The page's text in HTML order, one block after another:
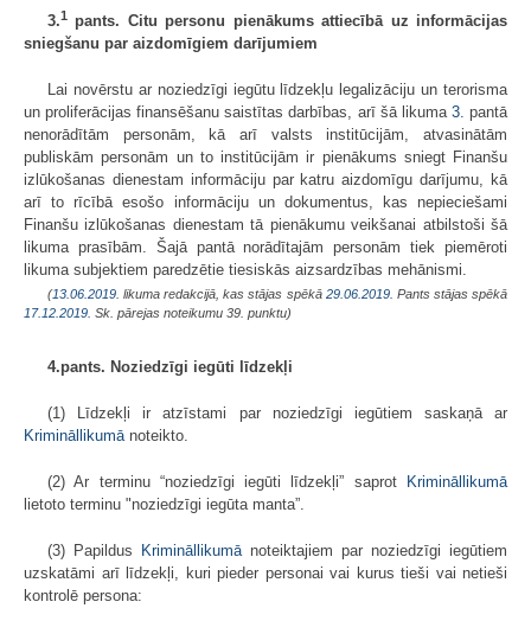
3.1
pants. Citu personu pienākums attiecībā uz informācijas
sniegšanu par aizdomīgiem darījumiem
Lai novērstu ar noziedzīgi iegūtu līdzekļu legalizāciju un terorisma
un proliferācijas finansēšanu saistītas darbības, arī šā likuma 3. pantā
nenorādītām personām, kā arī valsts institūcijām, atvasinātām
publiskām personām un to institūcijām ir pienākums sniegt Finanšu
izlūkošanas dienestam informāciju par katru aizdomīgu darījumu, kā
arī to rīcībā esošo informāciju un dokumentus, kas nepieciešami
Finanšu izlūkošanas dienestam tā pienākumu veikšanai atbilstoši šā
likuma prasībām. Šajā pantā norādītajām personām tiek piemēroti
likuma subjektiem paredzētie tiesiskās aizsardzības mehānismi.
(13.06.2019 . likuma redakcijā, kas stājas spēkā 29.06.2019. Pants stājas spēkā
17.12.2019. Sk. pārejas noteikumu 39. punktu)
4.pants. Noziedzīgi iegūti līdzekļi
(1) Līdzekļi ir atzīstami par noziedzīgi iegūtiem saskaņā ar
Krimināllikumānoteikto.
(2) Ar terminu “noziedzīgi iegūti līdzekļi” saprot
Krimināllikumā
lietoto terminu "noziedzīgi iegūta manta”.
(3) Papildus Krimināllikumānoteiktajiem par noziedzīgi iegūtiem
uzskatāmi arī līdzekļi, kuri pieder personai vai kurus tieši vai netieši
kontrolē persona: